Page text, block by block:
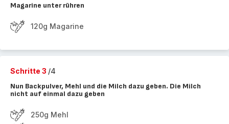
Magarine unter rühren
120g Magarine
Schritte 3 /4
Nun Backpulver, Mehl und die Milch dazu geben. Die Milch
nicht auf einmal dazu geben
250g Mehl